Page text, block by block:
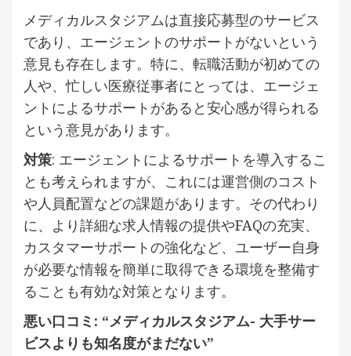
メディカルスタジアムは直接応募型のサービス
であり、エージェントのサポートがないという
意見も存在します。特に、転職活動が初めての
人や、忙しい医療従事者にとっては、エージェ
ントによるサポートがあると安心感が得られる
という意見があります。
対策: エージェントによるサポートを導入するこ
とも考えられますが、これには運営側のコスト
や人員配置などの課題があります。その代わり
に、より詳細な求人情報の提供やFAQの充実、
カスタマーサポートの強化など、ユーザー自身
が必要な情報を簡単に取得できる環境を整備す
ることも有効な対策となります。
悪い口コミ: “メディカルスタジアム- 大手サー
ビスよりも知名度がまだない”